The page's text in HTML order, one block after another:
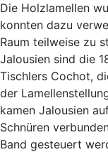
Die Holzlamellen
konnten dazu
Raum teilweise zu
Jalousien sind die
Tischlers Cochot,
der
kamen Jalousien
Schnüren
Band gesteuert